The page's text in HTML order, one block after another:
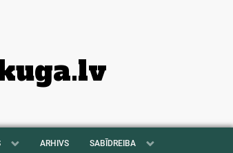
ARHIVS SABĪDREIBA